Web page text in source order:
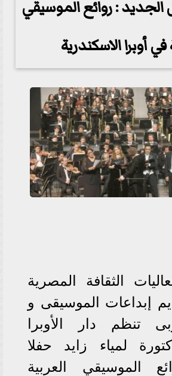
الجديد : روائع الموسيقي
في أوبرا الاسكندرية
الثقافة المصرية
إبداعات الموسيقى و
تنظم دار الأوبرا
لمياء زايد حفلا
الموسيقي العربية